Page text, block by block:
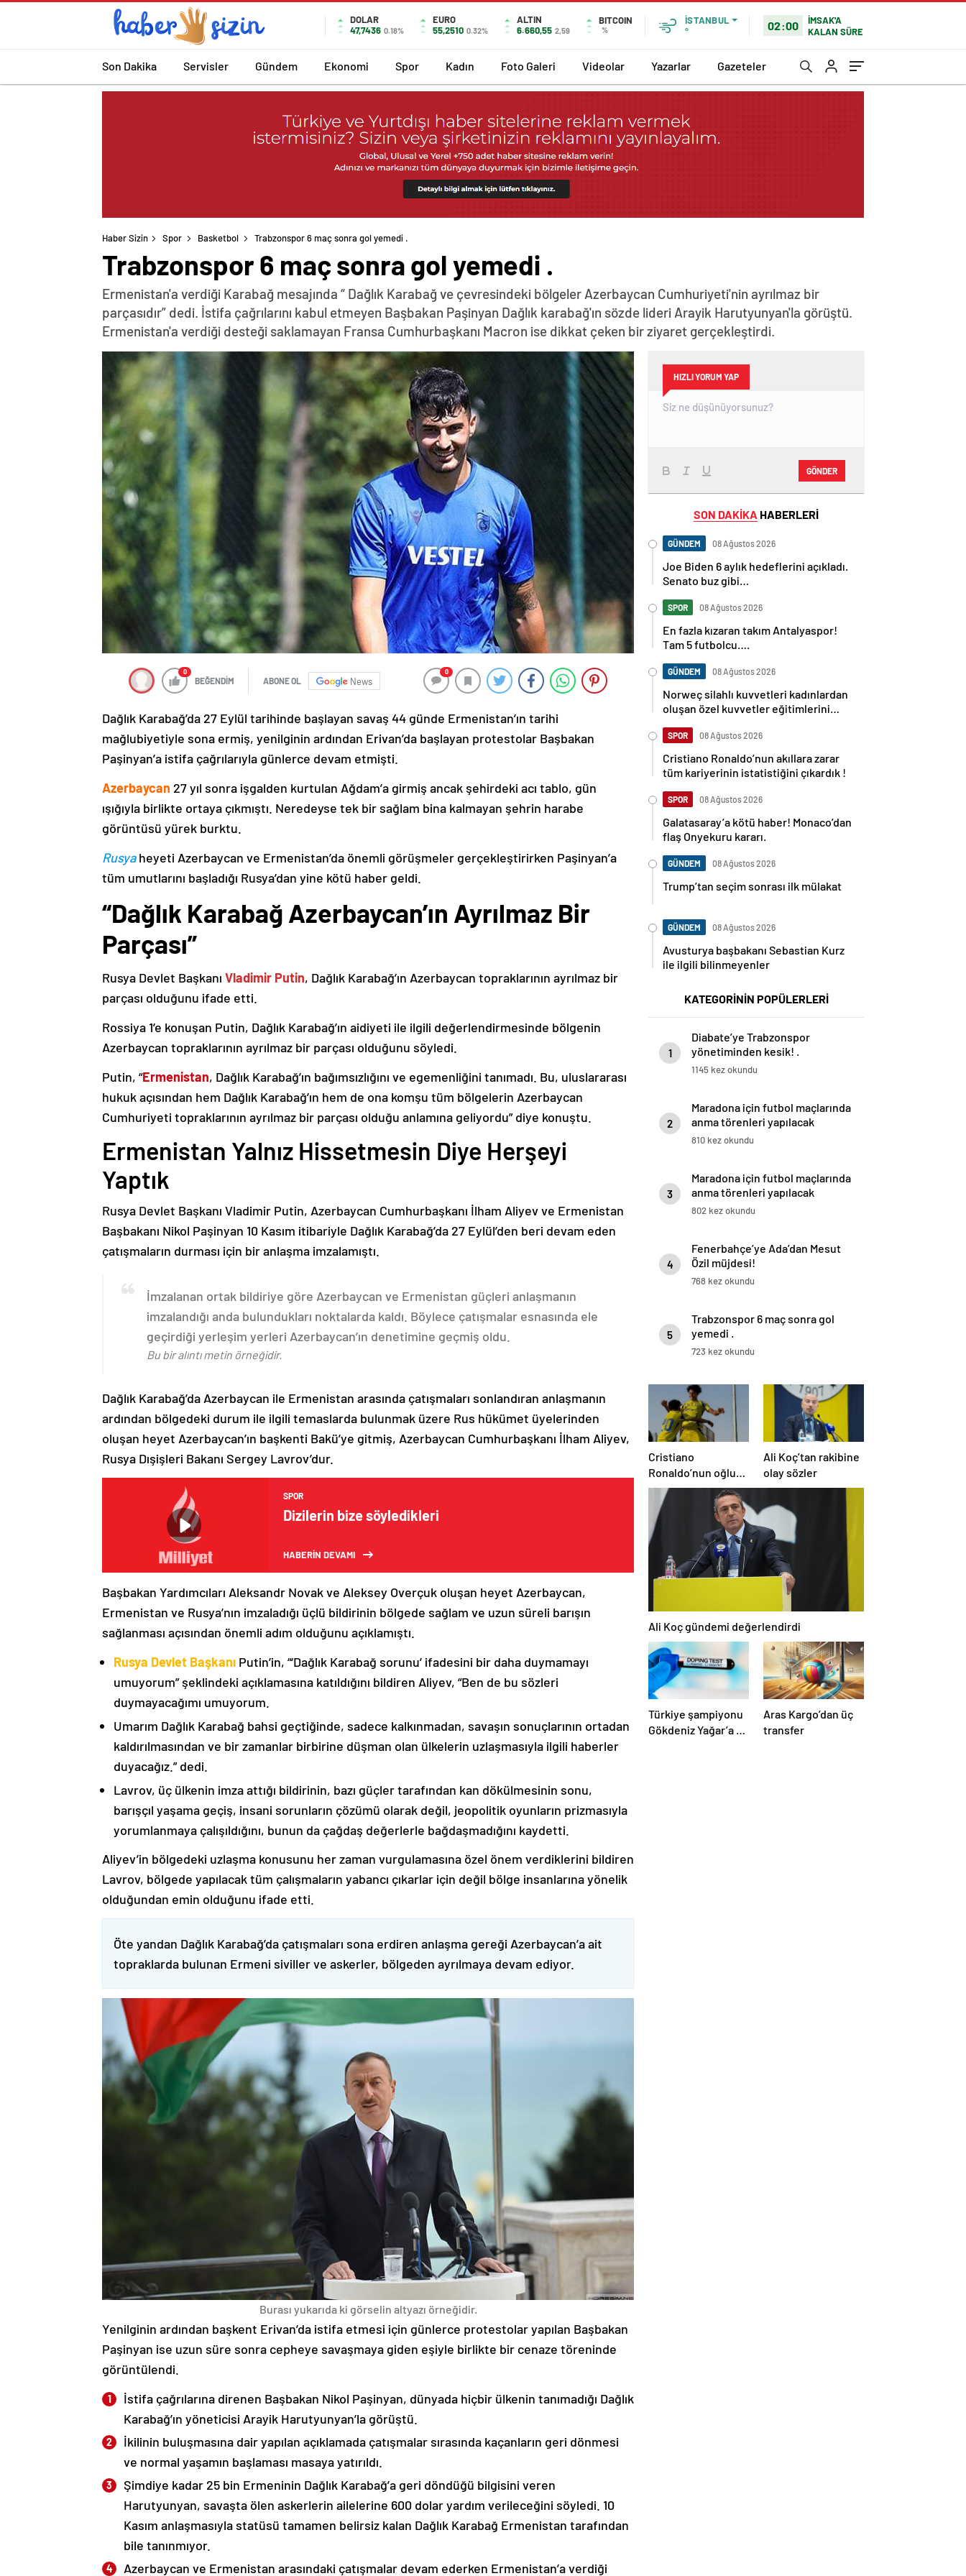
DOLAR
47,7436 0.18%
EURO
55,2510 0.32%
ALTIN
6.660,55 2,59
BITCOIN
%
İSTANBUL
°
02:00
İMSAK'A
KALAN SÜRE
Son Dakika Servisler Gündem Ekonomi Spor Kadın Foto Galeri Videolar Yazarlar Gazeteler
Haber Sizin Spor Basketbol Trabzonspor 6 maç sonra gol yemedi .
Trabzonspor 6 maç sonra gol yemedi .
Ermenistan'a verdiği Karabağ mesajında “ Dağlık Karabağ ve çevresindeki bölgeler Azerbaycan Cumhuriyeti'nin ayrılmaz bir
parçasıdır” dedi. İstifa çağrılarını kabul etmeyen Başbakan Paşinyan Dağlık karabağ'ın sözde lideri Arayik Harutyunyan'la görüştü.
Ermenistan'a verdiği desteği saklamayan Fransa Cumhurbaşkanı Macron ise dikkat çeken bir ziyaret gerçekleştirdi.
0
BEĞENDİM ABONE OL News
0
Dağlık Karabağ’da 27 Eylül tarihinde başlayan savaş 44 günde Ermenistan’ın tarihi
mağlubiyetiyle sona ermiş, yenilginin ardından Erivan’da başlayan protestolar Başbakan
Paşinyan’a istifa çağrılarıyla günlerce devam etmişti.
Azerbaycan 27 yıl sonra işgalden kurtulan Ağdam’a girmiş ancak şehirdeki acı tablo, gün
ışığıyla birlikte ortaya çıkmıştı. Neredeyse tek bir sağlam bina kalmayan şehrin harabe
görüntüsü yürek burktu.
Rusyaheyeti Azerbaycan ve Ermenistan’da önemli görüşmeler gerçekleştirirken Paşinyan’a
tüm umutlarını başladığı Rusya’dan yine kötü haber geldi.
“Dağlık Karabağ Azerbaycan’ın Ayrılmaz Bir
Parçası”
Rusya Devlet Başkanı Vladimir Putin, Dağlık Karabağ’ın Azerbaycan topraklarının ayrılmaz bir
parçası olduğunu ifade etti.
Rossiya 1’e konuşan Putin, Dağlık Karabağ’ın aidiyeti ile ilgili değerlendirmesinde bölgenin
Azerbaycan topraklarının ayrılmaz bir parçası olduğunu söyledi.
Putin, “Ermenistan, Dağlık Karabağ’ın bağımsızlığını ve egemenliğini tanımadı. Bu, uluslararası
hukuk açısından hem Dağlık Karabağ’ın hem de ona komşu tüm bölgelerin Azerbaycan
Cumhuriyeti topraklarının ayrılmaz bir parçası olduğu anlamına geliyordu” diye konuştu.
Ermenistan Yalnız Hissetmesin Diye Herşeyi
Yaptık
Rusya Devlet Başkanı Vladimir Putin, Azerbaycan Cumhurbaşkanı İlham Aliyev ve Ermenistan
Başbakanı Nikol Paşinyan 10 Kasım itibariyle Dağlık Karabağ’da 27 Eylül’den beri devam eden
çatışmaların durması için bir anlaşma imzalamıştı.
İmzalanan ortak bildiriye göre Azerbaycan ve Ermenistan güçleri anlaşmanın
imzalandığı anda bulundukları noktalarda kaldı. Böylece çatışmalar esnasında ele
geçirdiği yerleşim yerleri Azerbaycan’ın denetimine geçmiş oldu.
Bu bir alıntı metin örneğidir.
Dağlık Karabağ’da Azerbaycan ile Ermenistan arasında çatışmaları sonlandıran anlaşmanın
ardından bölgedeki durum ile ilgili temaslarda bulunmak üzere Rus hükümet üyelerinden
oluşan heyet Azerbaycan’ın başkenti Bakü’ye gitmiş, Azerbaycan Cumhurbaşkanı İlham Aliyev,
Rusya Dışişleri Bakanı Sergey Lavrov’dur.
SPOR
Dizilerin bize söyledikleri
HABERİN DEVAMI
Başbakan Yardımcıları Aleksandr Novak ve Aleksey Overçuk oluşan heyet Azerbaycan,
Ermenistan ve Rusya’nın imzaladığı üçlü bildirinin bölgede sağlam ve uzun süreli barışın
sağlanması açısından önemli adım olduğunu açıklamıştı.
Rusya Devlet Başkanı Putin’in, “‘Dağlık Karabağ sorunu’ ifadesini bir daha duymamayı
umuyorum” şeklindeki açıklamasına katıldığını bildiren Aliyev, “Ben de bu sözleri
duymayacağımı umuyorum.
Umarım Dağlık Karabağ bahsi geçtiğinde, sadece kalkınmadan, savaşın sonuçlarının ortadan
kaldırılmasından ve bir zamanlar birbirine düşman olan ülkelerin uzlaşmasıyla ilgili haberler
duyacağız.” dedi.
Lavrov, üç ülkenin imza attığı bildirinin, bazı güçler tarafından kan dökülmesinin sonu,
barışçıl yaşama geçiş, insani sorunların çözümü olarak değil, jeopolitik oyunların prizmasıyla
yorumlanmaya çalışıldığını, bunun da çağdaş değerlerle bağdaşmadığını kaydetti.
Aliyev’in bölgedeki uzlaşma konusunu her zaman vurgulamasına özel önem verdiklerini bildiren
Lavrov, bölgede yapılacak tüm çalışmaların yabancı çıkarlar için değil bölge insanlarına yönelik
olduğundan emin olduğunu ifade etti.
Öte yandan Dağlık Karabağ’da çatışmaları sona erdiren anlaşma gereği Azerbaycan’a ait
topraklarda bulunan Ermeni siviller ve askerler, bölgeden ayrılmaya devam ediyor.
Burası yukarıda ki görselin altyazı örneğidir.
Yenilginin ardından başkent Erivan’da istifa etmesi için günlerce protestolar yapılan Başbakan
Paşinyan ise uzun süre sonra cepheye savaşmaya giden eşiyle birlikte bir cenaze töreninde
görüntülendi.
İstifa çağrılarına direnen Başbakan Nikol Paşinyan, dünyada hiçbir ülkenin tanımadığı Dağlık
Karabağ’ın yöneticisi Arayik Harutyunyan’la görüştü.
İkilinin buluşmasına dair yapılan açıklamada çatışmalar sırasında kaçanların geri dönmesi
ve normal yaşamın başlaması masaya yatırıldı.
Şimdiye kadar 25 bin Ermeninin Dağlık Karabağ’a geri döndüğü bilgisini veren
Harutyunyan, savaşta ölen askerlerin ailelerine 600 dolar yardım verileceğini söyledi. 10
Kasım anlaşmasıyla statüsü tamamen belirsiz kalan Dağlık Karabağ Ermenistan tarafından
bile tanınmıyor.
Azerbaycan ve Ermenistan arasındaki çatışmalar devam ederken Ermenistan’a verdiği
HIZLI YORUM YAP
GÖNDER
SON DAKİKA HABERLERİ
GÜNDEM 08 Ağustos 2026
Joe Biden 6 aylık hedeflerini açıkladı.
Senato buz gibi…
SPOR 08 Ağustos 2026
En fazla kızaran takım Antalyaspor!
Tam 5 futbolcu….
GÜNDEM 08 Ağustos 2026
Norweç silahlı kuvvetleri kadınlardan
oluşan özel kuvvetler eğitimlerini
SPOR 08 Ağustos 2026
Cristiano Ronaldo’nun akıllara zarar
tüm kariyerinin istatistiğini çıkardık !
SPOR 08 Ağustos 2026
Galatasaray’a kötü haber! Monaco’dan
flaş Onyekuru kararı.
GÜNDEM 08 Ağustos 2026
Trump’tan seçim sonrası ilk mülakat
GÜNDEM 08 Ağustos 2026
Avusturya başbakanı Sebastian Kurz
ile ilgili bilinmeyenler
KATEGORİNİN POPÜLERLERİ
1
Diabate’ye Trabzonspor
yönetiminden kesik! .
1145 kez okundu
2
Maradona için futbol maçlarında
anma törenleri yapılacak
810 kez okundu
3
Maradona için futbol maçlarında
anma törenleri yapılacak
802 kez okundu
4
Fenerbahçe’ye Ada’dan Mesut
Özil müjdesi!
768 kez okundu
5
Trabzonspor 6 maç sonra gol
yemedi .
723 kez okundu
Cristiano
Ronaldo’nun oğluna
milla davet
Ali Koç’tan rakibine
olay sözler
Ali Koç gündemi değerlendirdi
Türkiye şampiyonu
Gökdeniz Yağar’a 3
Aras Kargo’dan üç
transfer